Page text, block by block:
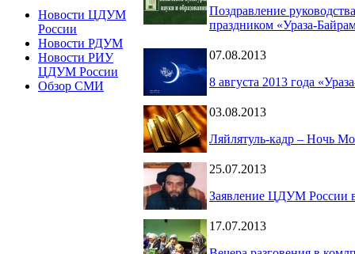
Новости ЦДУМ
России
Новости РДУМ
Новости РИУ
ЦДУМ России
Обзор СМИ
Поздравление
праздником «Ураза-
07.08.2013
8 августа 2013 года
03.08.2013
Ляйлятуль-кадр – Ночь
25.07.2013
Заявление ЦДУМ России в
17.07.2013